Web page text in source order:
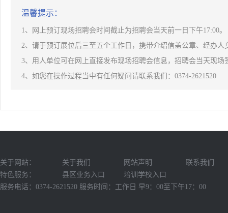
温馨提示：
1、网上预订现场招聘会时间截止为招聘会当天前一日下午17:00。
2、请于预订展位后三至五个工作日，携带介绍信盖公章、经办
3、用人单位可在网上直接发布现场招聘会信息，招聘会当天现
4、如您在操作过程当中有任何疑问请联系我们：0374-2621520
关于网站： 关于我们 网站声明
联系我们
特色服务：
县区业务入口
培训学校入口
服务电话：0374-2621520 服务时间：工作日 早9：00至下午17：00